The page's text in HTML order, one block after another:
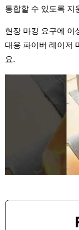
통합할 수 있도록 지
현장 마킹 요구에 이
대용 파이버 레이저
요.